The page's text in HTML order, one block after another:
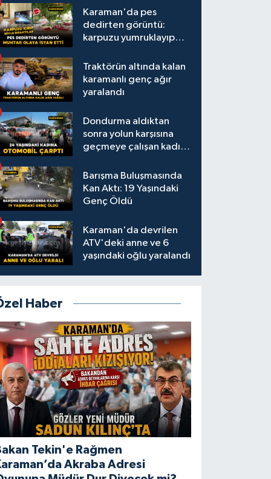
Karaman'da pes
dedirten görüntü:
karpuzu yumruklayıp
kamelyada bıraktılar
Traktörün altında kalan
karamanlı genç ağır
yaralandı
Dondurma aldıktan
sonra yolun karşısına
geçmeye çalışan kadına
Barışma Buluşmasında
Kan Aktı: 19 Yaşındaki
Genç Öldü
Karaman'da devrilen
ATV'deki anne ve 6
yaşındaki oğlu yaralandı
Haber
Tekin'e Rağmen
Akraba Adresi